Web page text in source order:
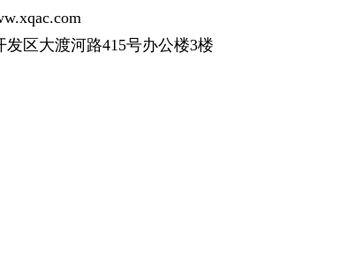
发区大渡河路415号办公楼3楼